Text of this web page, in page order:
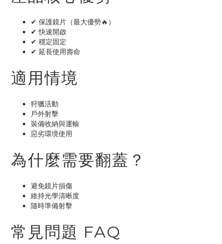
✔ 保護鏡片（最大優勢🔥）
✔ 快速開啟
✔ 穩定固定
✔ 延長使用壽命
適用情境
狩獵活動
戶外射擊
裝備收納與運輸
惡劣環境使用
為什麼需要翻蓋？
避免鏡片損傷
維持光學清晰度
隨時準備射擊
常見問題 FAQ